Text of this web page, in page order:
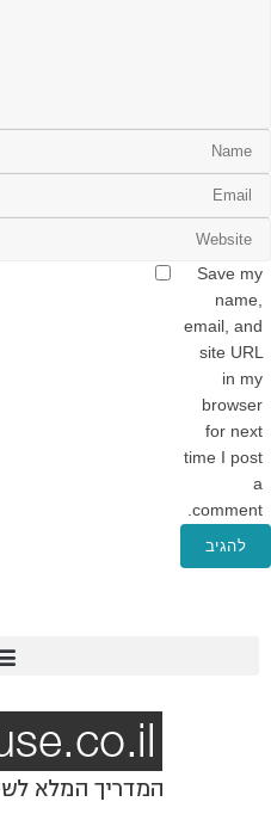
Save my
name,
email, and
site URL
in my
browser
for next
time I post
a
comment.